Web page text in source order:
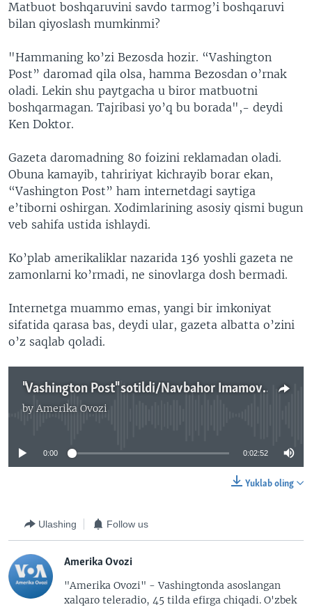
Matbuot boshqaruvini savdo tarmog’i boshqaruvi
bilan qiyoslash mumkinmi?
"Hammaning ko’zi Bezosda hozir. “Vashington
Post” daromad qila olsa, hamma Bezosdan o’rnak
oladi. Lekin shu paytgacha u biror matbuotni
boshqarmagan. Tajribasi yo’q bu borada",- deydi
Ken Doktor.
Gazeta daromadning 80 foizini reklamadan oladi.
Obuna kamayib, tahririyat kichrayib borar ekan,
“Vashington Post” ham internetdagi saytiga
e’tiborni oshirgan. Xodimlarining asosiy qismi bugun
veb sahifa ustida ishlaydi.
Ko’plab amerikaliklar nazarida 136 yoshli gazeta ne
zamonlarni ko’rmadi, ne sinovlarga dosh bermadi.
Internetga muammo emas, yangi bir imkoniyat
sifatida qarasa bas, deydi ular, gazeta albatta o’zini
o’z saqlab qoladi.
"Vashington Post" sotildi/Navbahor Imamova
by Amerika Ovozi
No media source currently available
0:00 0:02:52
Yuklab oling
Ulashing Follow us
Amerika Ovozi
"Amerika Ovozi" - Vashingtonda asoslangan
xalqaro teleradio, 45 tilda efirga chiqadi. O'zbek